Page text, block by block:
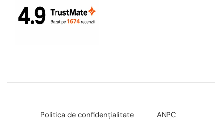
Politica de confidențialitate ANPC